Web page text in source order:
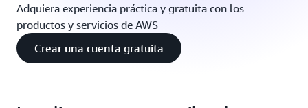
Adquiera experiencia práctica y gratuita con los
productos y servicios de AWS
Crear una cuenta gratuita